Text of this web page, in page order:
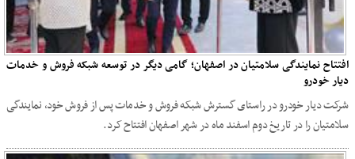
افتتاح نمایندگی سلامتیان در اصفهان؛ گامی دیگر در توسعه شبکه فروش و خدمات
دیار خودرو
شرکت دیار خودرو در راستای گسترش شبکه فروش و خدمات پس از فروش خود، نمایندگی
سلامتیان را در تاریخ دوم اسفند ماه در شهر اصفهان افتتاح کرد.